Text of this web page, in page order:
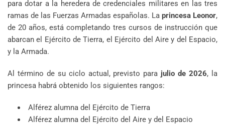
para dotar a la heredera de credenciales militares en las tres
ramas de las Fuerzas Armadas españolas. La princesa Leonor,
de 20 años, está completando tres cursos de instrucción que
abarcan el Ejército de Tierra, el Ejército del Aire y del Espacio,
y la Armada.
Al término de su ciclo actual, previsto para julio de 2026, la
princesa habrá obtenido los siguientes rangos:
Alférez alumna del Ejército de Tierra
Alférez alumna del Ejército del Aire y del Espacio